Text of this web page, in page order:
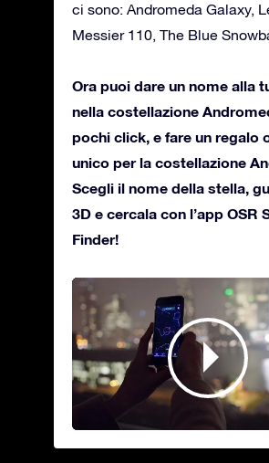
ci sono: Andromeda Galaxy,
Messier 110, The Blue
Ora puoi dare un nome alla
nella costellazione
pochi click, e fare un regalo
unico per la costellazione
Scegli il nome della stella,
3D e cercala con l’app OSR
Finder!